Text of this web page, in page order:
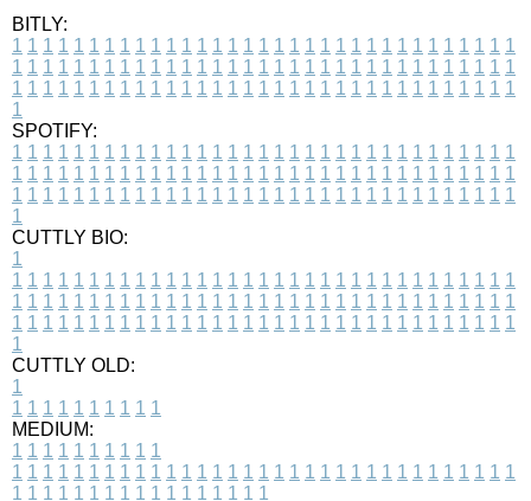
BITLY:
1 1 1 1 1 1 1 1 1 1 1 1 1 1 1 1 1 1 1 1 1 1 1 1 1 1 1 1 1 1 1 1 1
1 1 1 1 1 1 1 1 1 1 1 1 1 1 1 1 1 1 1 1 1 1 1 1 1 1 1 1 1 1 1 1 1
1 1 1 1 1 1 1 1 1 1 1 1 1 1 1 1 1 1 1 1 1 1 1 1 1 1 1 1 1 1 1 1 1
1
SPOTIFY:
1 1 1 1 1 1 1 1 1 1 1 1 1 1 1 1 1 1 1 1 1 1 1 1 1 1 1 1 1 1 1 1 1
1 1 1 1 1 1 1 1 1 1 1 1 1 1 1 1 1 1 1 1 1 1 1 1 1 1 1 1 1 1 1 1 1
1 1 1 1 1 1 1 1 1 1 1 1 1 1 1 1 1 1 1 1 1 1 1 1 1 1 1 1 1 1 1 1 1
1
CUTTLY BIO:
1
1 1 1 1 1 1 1 1 1 1 1 1 1 1 1 1 1 1 1 1 1 1 1 1 1 1 1 1 1 1 1 1 1
1 1 1 1 1 1 1 1 1 1 1 1 1 1 1 1 1 1 1 1 1 1 1 1 1 1 1 1 1 1 1 1 1
1 1 1 1 1 1 1 1 1 1 1 1 1 1 1 1 1 1 1 1 1 1 1 1 1 1 1 1 1 1 1 1 1
1
CUTTLY OLD:
1
1 1 1 1 1 1 1 1 1 1
MEDIUM:
1 1 1 1 1 1 1 1 1 1
1 1 1 1 1 1 1 1 1 1 1 1 1 1 1 1 1 1 1 1 1 1 1 1 1 1 1 1 1 1 1 1 1
1 1 1 1 1 1 1 1 1 1 1 1 1 1 1 1 1